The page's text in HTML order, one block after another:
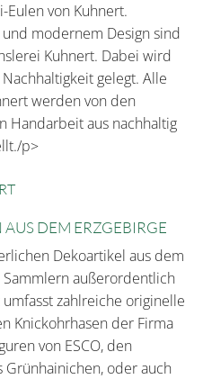
Eulen von Kuhnert.
modernem Design sind
Kuhnert. Dabei wird
gelegt. Alle
werden von den
Handarbeit aus nachhaltig
p>
DEM ERZGEBIRGE
Dekoartikel aus dem
außerordentlich
zahlreiche originelle
Knickohrhasen der Firma
von ESCO, den
Grünhainichen, oder auch